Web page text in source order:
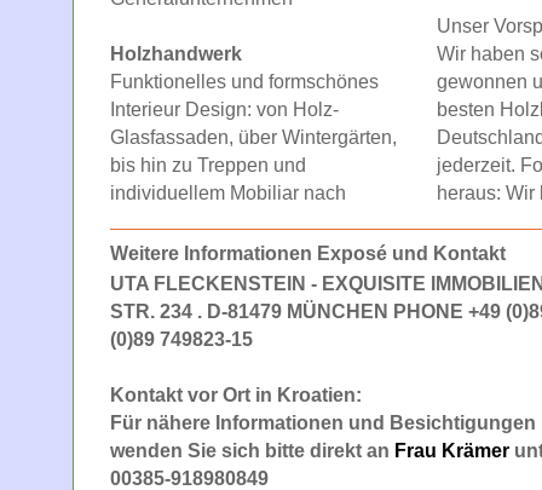
Holzhandwerk
Funktionelles und formschönes
Interieur Design: von Holz-
Glasfassaden, über Wintergärten,
bis hin zu Treppen und
individuellem Mobiliar nach
Unser
Wir haben
gewonnen
besten
jederzeit.
heraus: Wir
Weitere Informationen Exposé und Kontakt
UTA FLECKENSTEIN - EXQUISITE
STR. 234 . D-81479 MÜNCHEN PHONE +49
(0)89 749823-15
Kontakt vor Ort in Kroatien:
Für nähere Informationen und
wenden Sie sich bitte direkt an Frau Krämer
00385-918980849